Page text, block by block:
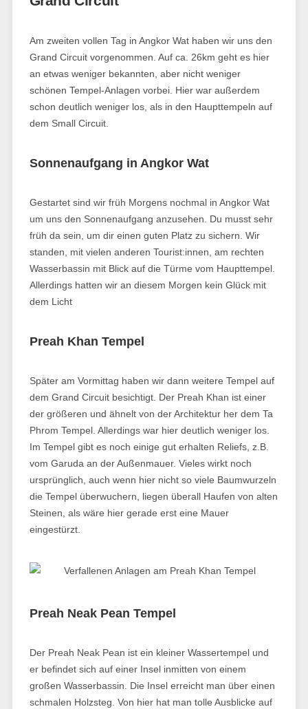
Am zweiten vollen Tag in Angkor Wat haben wir uns den
Grand Circuit vorgenommen. Auf ca. 26km geht es hier
an etwas weniger bekannten, aber nicht weniger
schönen Tempel-Anlagen vorbei. Hier war außerdem
schon deutlich weniger los, als in den Haupttempeln auf
dem Small Circuit.
Sonnenaufgang in Angkor Wat
Gestartet sind wir früh Morgens nochmal in Angkor Wat
um uns den Sonnenaufgang anzusehen. Du musst sehr
früh da sein, um dir einen guten Platz zu sichern. Wir
standen, mit vielen anderen Tourist:innen, am rechten
Wasserbassin mit Blick auf die Türme vom Haupttempel.
Allerdings hatten wir an diesem Morgen kein Glück mit
dem Licht
Preah Khan Tempel
Später am Vormittag haben wir dann weitere Tempel auf
dem Grand Circuit besichtigt. Der Preah Khan ist einer
der größeren und ähnelt von der Architektur her dem Ta
Phrom Tempel. Allerdings war hier deutlich weniger los.
Im Tempel gibt es noch einige gut erhalten Reliefs, z.B.
vom Garuda an der Außenmauer. Vieles wirkt noch
ursprünglich, auch wenn hier nicht so viele Baumwurzeln
die Tempel überwuchern, liegen überall Haufen von alten
Steinen, als wäre hier gerade erst eine Mauer
eingestürzt.
Preah Neak Pean Tempel
Der Preah Neak Pean ist ein kleiner Wassertempel und
er befindet sich auf einer Insel inmitten von einem
großen Wasserbassin. Die Insel erreicht man über einen
schmalen Holzsteg. Von hier hat man tolle Ausblicke auf